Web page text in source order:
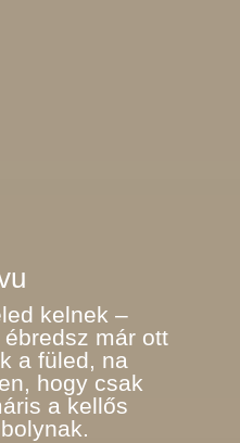
kelnek –
már ott
a füled, na
hogy csak
a kellős